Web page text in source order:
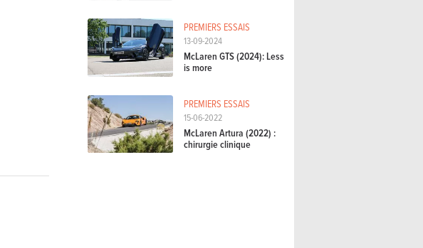
PREMIERS ESSAIS
13-09-2024
McLaren GTS (2024): Less
is more
PREMIERS ESSAIS
15-06-2022
McLaren Artura (2022) :
chirurgie clinique